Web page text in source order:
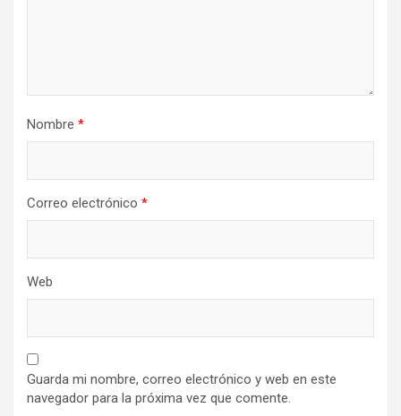
Nombre *
Correo electrónico *
Web
Guarda mi nombre, correo electrónico y web en este
navegador para la próxima vez que comente.